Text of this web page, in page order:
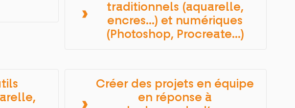
traditionnels (aquarelle,
encres…) et numériques
(Photoshop, Procreate…)
Créer des projets en équipe
en réponse à